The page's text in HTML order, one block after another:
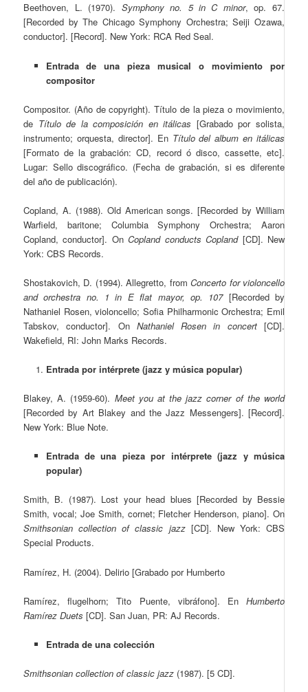
Beethoven, L. (1970). Symphony no. 5 in C minor, op. 67.
[Recorded by The Chicago Symphony Orchestra; Seiji Ozawa,
conductor]. [Record]. New York: RCA Red Seal.
Entrada de una pieza musical o movimiento por
compositor
Compositor. (Año de copyright). Título de la pieza o movimiento,
de Título de la composición en itálicas [Grabado por solista,
instrumento; orquesta, director]. En Título del album en itálicas
[Formato de la grabación: CD, record ó disco, cassette, etc].
Lugar: Sello discográfico. (Fecha de grabación, si es diferente
del año de publicación).
Copland, A. (1988). Old American songs. [Recorded by William
Warfield, baritone; Columbia Symphony Orchestra; Aaron
Copland, conductor]. OnCopland conducts Copland [CD]. New
York: CBS Records.
Shostakovich, D. (1994). Allegretto, fromConcerto for violoncello
and orchestra no. 1 in E flat mayor, op. 107 [Recorded by
Nathaniel Rosen, violoncello; Sofia Philharmonic Orchestra; Emil
Tabskov, conductor]. On Nathaniel Rosen in concert [CD].
Wakefield, RI: John Marks Records.
Entrada por intérprete (jazz y música popular)
Blakey, A. (1959-60). Meet you at the jazz corner of the world
[Recorded by Art Blakey and the Jazz Messengers]. [Record].
New York: Blue Note.
Entrada de una pieza por intérprete (jazz y música
popular)
Smith, B. (1987). Lost your head blues [Recorded by Bessie
Smith, vocal; Joe Smith, cornet; Fletcher Henderson, piano]. On
Smithsonian collection of classic jazz [CD]. New York: CBS
Special Products.
Ramírez, H. (2004). Delirio [Grabado por Humberto
Ramírez, flugelhorn; Tito Puente, vibráfono]. En Humberto
Ramírez Duets[CD]. San Juan, PR: AJ Records.
Entrada de una colección
Smithsonian collection of classic jazz (1987). [5 CD].